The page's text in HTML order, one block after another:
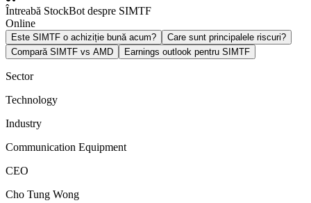
Întreabă StockBot despre SIMTF
Online
Este SIMTF o achiziție bună acum?
Care sunt principalele riscuri?
Compară SIMTF vs AMD
Earnings outlook pentru SIMTF
Sector
Technology
Industry
Communication Equipment
CEO
Cho Tung Wong